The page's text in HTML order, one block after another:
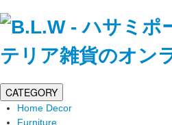
CATEGORY
Home Decor
Furniture